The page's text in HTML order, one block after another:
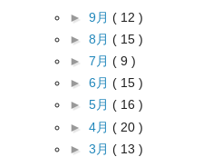
► 9月 ( 12 )
► 8月 ( 15 )
► 7月 ( 9 )
► 6月 ( 15 )
► 5月 ( 16 )
► 4月 ( 20 )
► 3月 ( 13 )